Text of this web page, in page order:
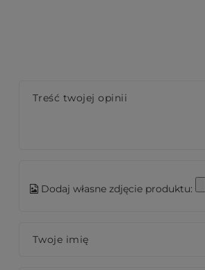
Treść twojej opinii
Dodaj własne zdjęcie produktu:
Twoje imię